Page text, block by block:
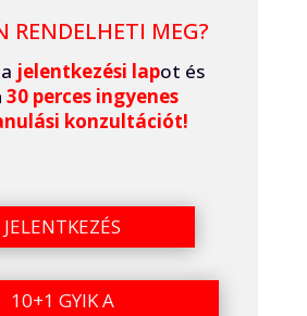
RENDELHETI MEG?
jelentkezési lapot és
30 perces ingyenes
konzultációt!
JELENTKEZÉS
10+1 GYIK A